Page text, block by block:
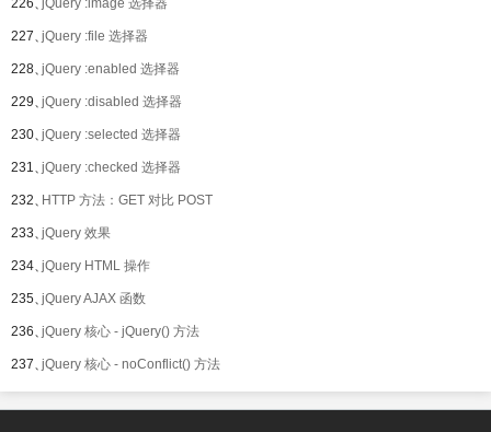
226、jQuery :image 选择器
227、jQuery :file 选择器
228、jQuery :enabled 选择器
229、jQuery :disabled 选择器
230、jQuery :selected 选择器
231、jQuery :checked 选择器
232、HTTP 方法：GET 对比 POST
233、jQuery 效果
234、jQuery HTML 操作
235、jQuery AJAX 函数
236、jQuery 核心 - jQuery() 方法
237、jQuery 核心 - noConflict() 方法